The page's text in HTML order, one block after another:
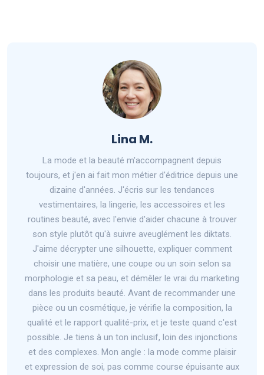
Lina M.
La mode et la beauté m'accompagnent depuis
toujours, et j'en ai fait mon métier d'éditrice depuis une
dizaine d'années. J'écris sur les tendances
vestimentaires, la lingerie, les accessoires et les
routines beauté, avec l'envie d'aider chacune à trouver
son style plutôt qu'à suivre aveuglément les diktats.
J'aime décrypter une silhouette, expliquer comment
choisir une matière, une coupe ou un soin selon sa
morphologie et sa peau, et démêler le vrai du marketing
dans les produits beauté. Avant de recommander une
pièce ou un cosmétique, je vérifie la composition, la
qualité et le rapport qualité-prix, et je teste quand c'est
possible. Je tiens à un ton inclusif, loin des injonctions
et des complexes. Mon angle : la mode comme plaisir
et expression de soi, pas comme course épuisante aux